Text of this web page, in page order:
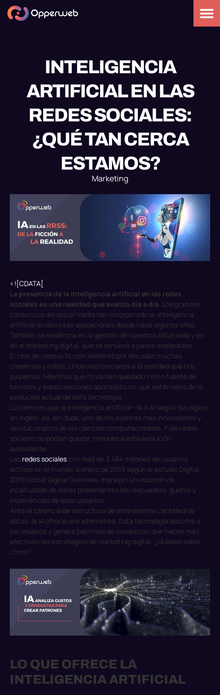
INTELIGENCIA
ARTIFICIAL EN LAS
REDES SOCIALES:
¿QUÉ TAN CERCA
ESTAMOS?
Marketing
<![CDATA[
La presencia de la inteligencia artificial en las redes
sociales es una realidad que avanza día a día. Los grandes
consorcios del social media han incorporado la inteligencia
artificial en distintas aplicaciones desde hace algunos años.
También se evidencia en la gestión de nuestros sitios web y en
en el marketing digital, que se renueva a pasos acelerados.
El cine de ciencia ficción alimentó por décadas muchas
creencias y mitos. Unos más cercanos a la realidad que hoy
palpamos. Mientras que otros han quedado como fuente de
temores y especulaciones apocalípticos, que están lejos de la
evolución actual de esta tecnología.
Lo cierto es que la inteligencia artificial –IA o AI según sus siglas
en inglés- es, sin duda, uno de los avances más innovadores y
revolucionarios de las ciencias computacionales. Y las redes
sociales no podían quedar inmunes a esta evolución
avasallante.
Las redes sociales con más de 3.484 millones de usuarios
activos en el mundo, a enero de 2019 según el estudio Digital
2019 Global Digital Overview, manejan un volumen de
incalculable de datos provenientes las respuestas, gustos y
experiencias de esos usuarios.
Ante la carencia de estructura de este enorme cantidad de
datos, la IA ofrece una alternativa. Esta tecnología descifra a
los usuarios y genera patrones de conductas que hacen más
efectivas las estrategias de marketing digital. ¿Quieres saber
cómo?
LO QUE OFRECE LA
INTELIGENCIA ARTIFICIAL